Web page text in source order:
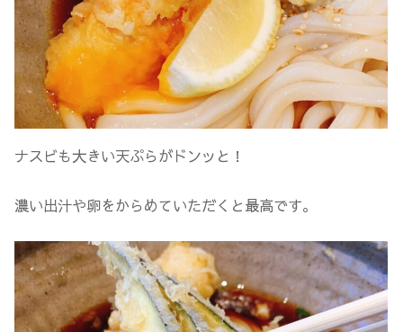
ナスビも大きい天ぷらがドンッと！
濃い出汁や卵をからめていただくと最高です。